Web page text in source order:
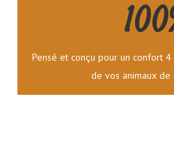
Pensé et conçu pour un confort
de vos animaux de